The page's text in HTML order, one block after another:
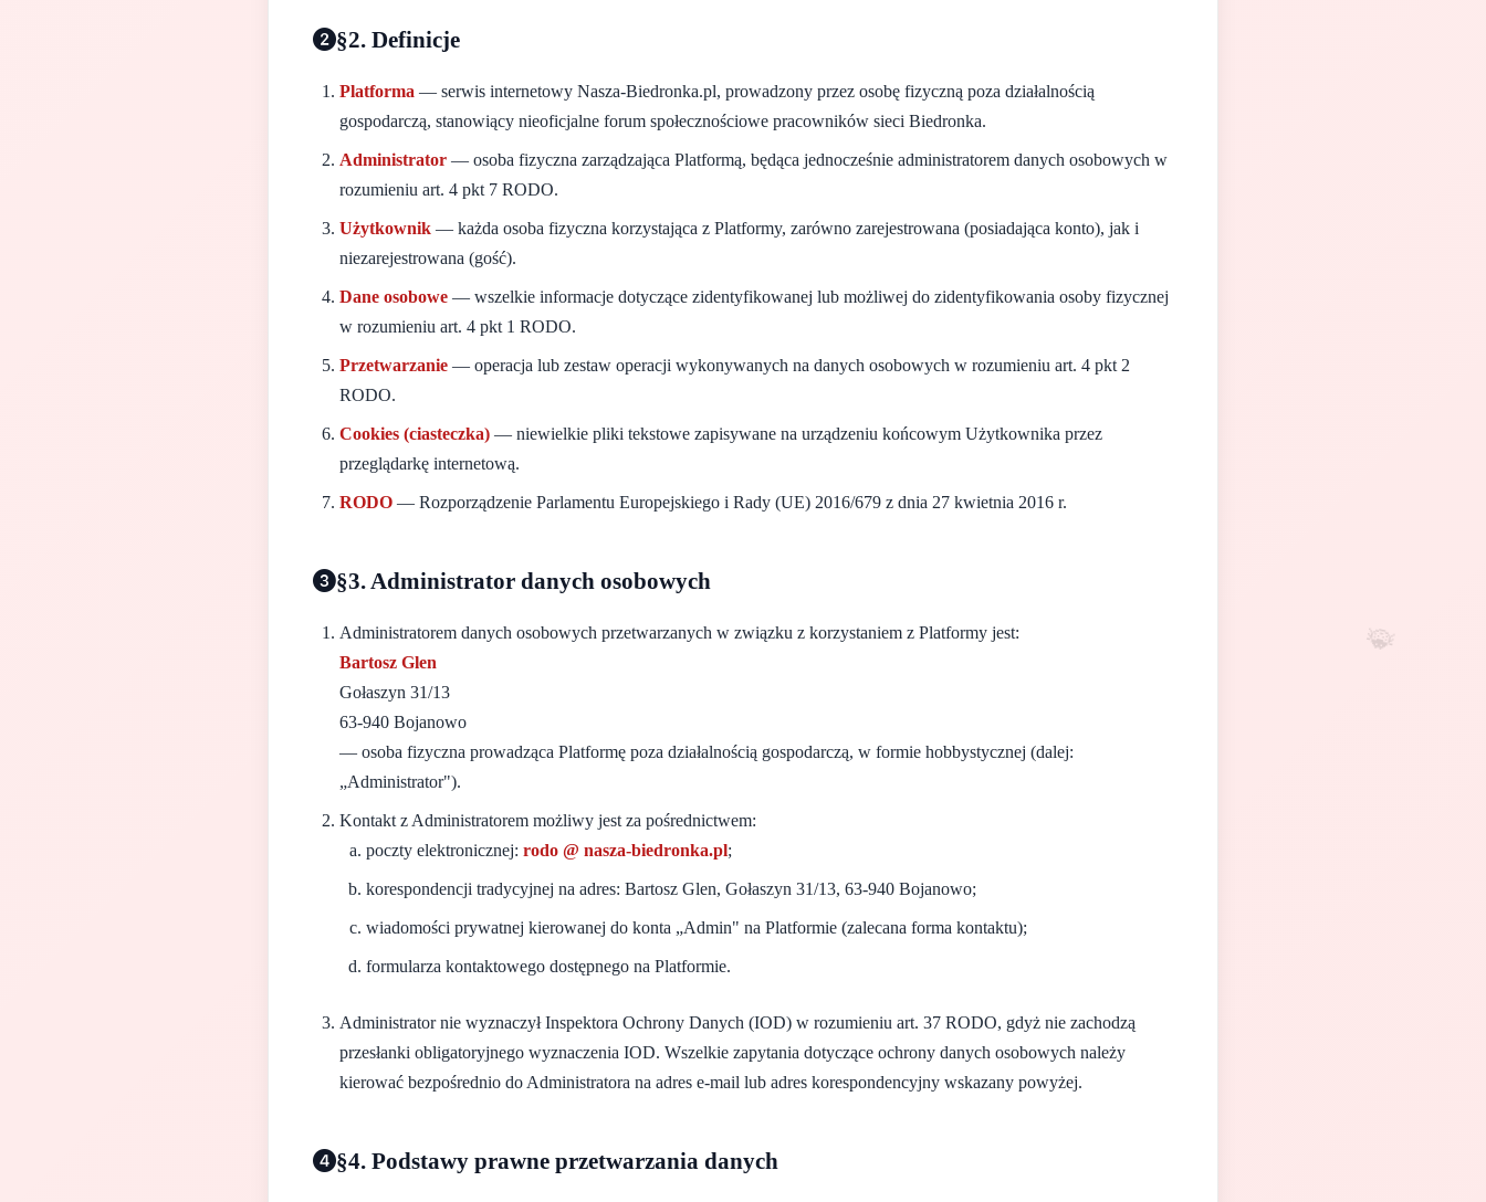
§2. Definicje
Platforma — serwis internetowy Nasza-Biedronka.pl, prowadzony przez osobę fizyczną poza działalnością
gospodarczą, stanowiący nieoficjalne forum społecznościowe pracowników sieci Biedronka.
Administrator — osoba fizyczna zarządzająca Platformą, będąca jednocześnie administratorem danych osobowych w
rozumieniu art. 4 pkt 7 RODO.
Użytkownik — każda osoba fizyczna korzystająca z Platformy, zarówno zarejestrowana (posiadająca konto), jak i
niezarejestrowana (gość).
Dane osobowe — wszelkie informacje dotyczące zidentyfikowanej lub możliwej do zidentyfikowania osoby fizycznej
w rozumieniu art. 4 pkt 1 RODO.
Przetwarzanie — operacja lub zestaw operacji wykonywanych na danych osobowych w rozumieniu art. 4 pkt 2
RODO.
Cookies (ciasteczka) — niewielkie pliki tekstowe zapisywane na urządzeniu końcowym Użytkownika przez
przeglądarkę internetową.
RODO — Rozporządzenie Parlamentu Europejskiego i Rady (UE) 2016/679 z dnia 27 kwietnia 2016 r.
§3. Administrator danych osobowych
Administratorem danych osobowych przetwarzanych w związku z korzystaniem z Platformy jest:
Bartosz Glen
Gołaszyn 31/13
63-940 Bojanowo
— osoba fizyczna prowadząca Platformę poza działalnością gospodarczą, w formie hobbystycznej (dalej:
„Administrator").
Kontakt z Administratorem możliwy jest za pośrednictwem:
poczty elektronicznej: rodo @ nasza-biedronka.pl;
korespondencji tradycyjnej na adres: Bartosz Glen, Gołaszyn 31/13, 63-940 Bojanowo;
wiadomości prywatnej kierowanej do konta „Admin" na Platformie (zalecana forma kontaktu);
formularza kontaktowego dostępnego na Platformie.
Administrator nie wyznaczył Inspektora Ochrony Danych (IOD) w rozumieniu art. 37 RODO, gdyż nie zachodzą
przesłanki obligatoryjnego wyznaczenia IOD. Wszelkie zapytania dotyczące ochrony danych osobowych należy
kierować bezpośrednio do Administratora na adres e-mail lub adres korespondencyjny wskazany powyżej.
§4. Podstawy prawne przetwarzania danych